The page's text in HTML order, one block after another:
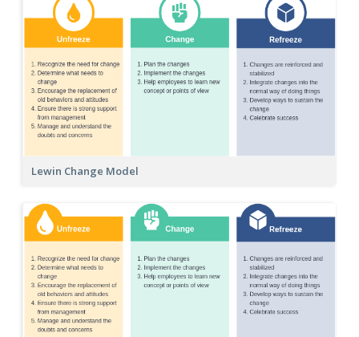
Lewin Change Model